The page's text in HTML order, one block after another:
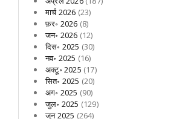
मार्च 2026 (23)
फ़र॰ 2026 (8)
जन॰ 2026 (12)
दिस॰ 2025 (30)
नव॰ 2025 (16)
अक्टू॰ 2025 (17)
सित॰ 2025 (20)
अग॰ 2025 (90)
जुल॰ 2025 (129)
जून 2025 (264)